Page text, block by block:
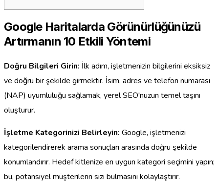
Google Haritalarda Görünürlüğünüzü
Artırmanın 10 Etkili Yöntemi
Doğru Bilgileri Girin: İlk adım, işletmenizin bilgilerini eksiksiz
ve doğru bir şekilde girmektir. İsim, adres ve telefon numarası
(NAP) uyumluluğu sağlamak, yerel SEO'nuzun temel taşını
oluşturur.
İşletme Kategorinizi Belirleyin: Google, işletmenizi
kategorilendirerek arama sonuçları arasında doğru şekilde
konumlandırır. Hedef kitlenize en uygun kategori seçimini yapın;
bu, potansiyel müşterilerin sizi bulmasını kolaylaştırır.